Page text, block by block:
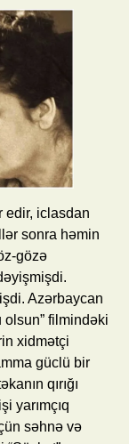
edir, iclasdan
sonra həmin
gözə
Azərbaycan
olsun” filmindəki
xidmətçi
güclü bir
qırığı
yarımçıq
səhnə və